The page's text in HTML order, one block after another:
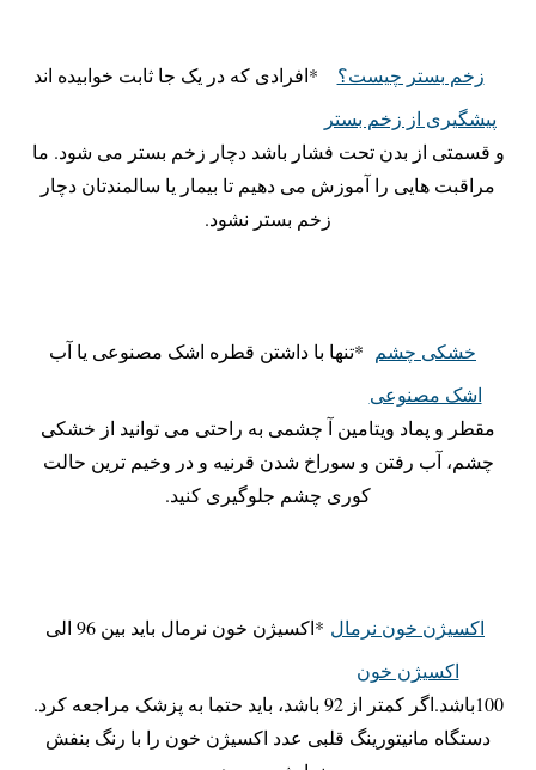
زخم بستر چیست؟
پیشگیری از زخم بستر
*افرادی که در یک جا ثابت خوابیده اند
و قسمتی از بدن تحت فشار باشد دچار زخم بستر می شود. ما
مراقبت هایی را آموزش می دهیم تا بیمار یا سالمندتان دچار
زخم بستر نشود.
خشکی چشم
اشک مصنوعی
*تنها با داشتن قطره اشک مصنوعی یا آب
مقطر و پماد ویتامین آ چشمی به راحتی می توانید از خشکی
چشم، آب رفتن و سوراخ شدن قرنیه و در وخیم ترین حالت
کوری چشم جلوگیری کنید.
اکسیژن خون نرمال
اکسیژن خون
*اکسیژن خون نرمال باید بین 96 الی
100باشد.اگر کمتر از 92 باشد، باید حتما به پزشک مراجعه کرد.
دستگاه مانیتورینگ قلبی عدد اکسیژن خون را با رنگ بنفش